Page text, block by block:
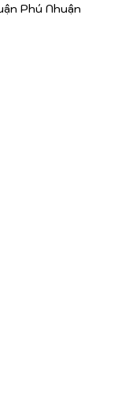
Phú Nhuận